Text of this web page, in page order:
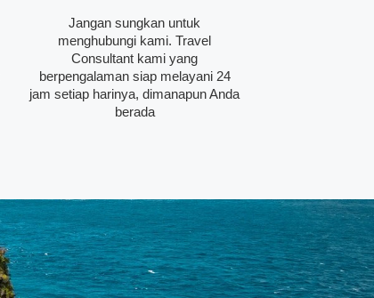
Jangan sungkan untuk
menghubungi kami. Travel
Consultant kami yang
berpengalaman siap melayani 24
jam setiap harinya, dimanapun Anda
berada